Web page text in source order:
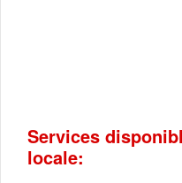
Services
locale: